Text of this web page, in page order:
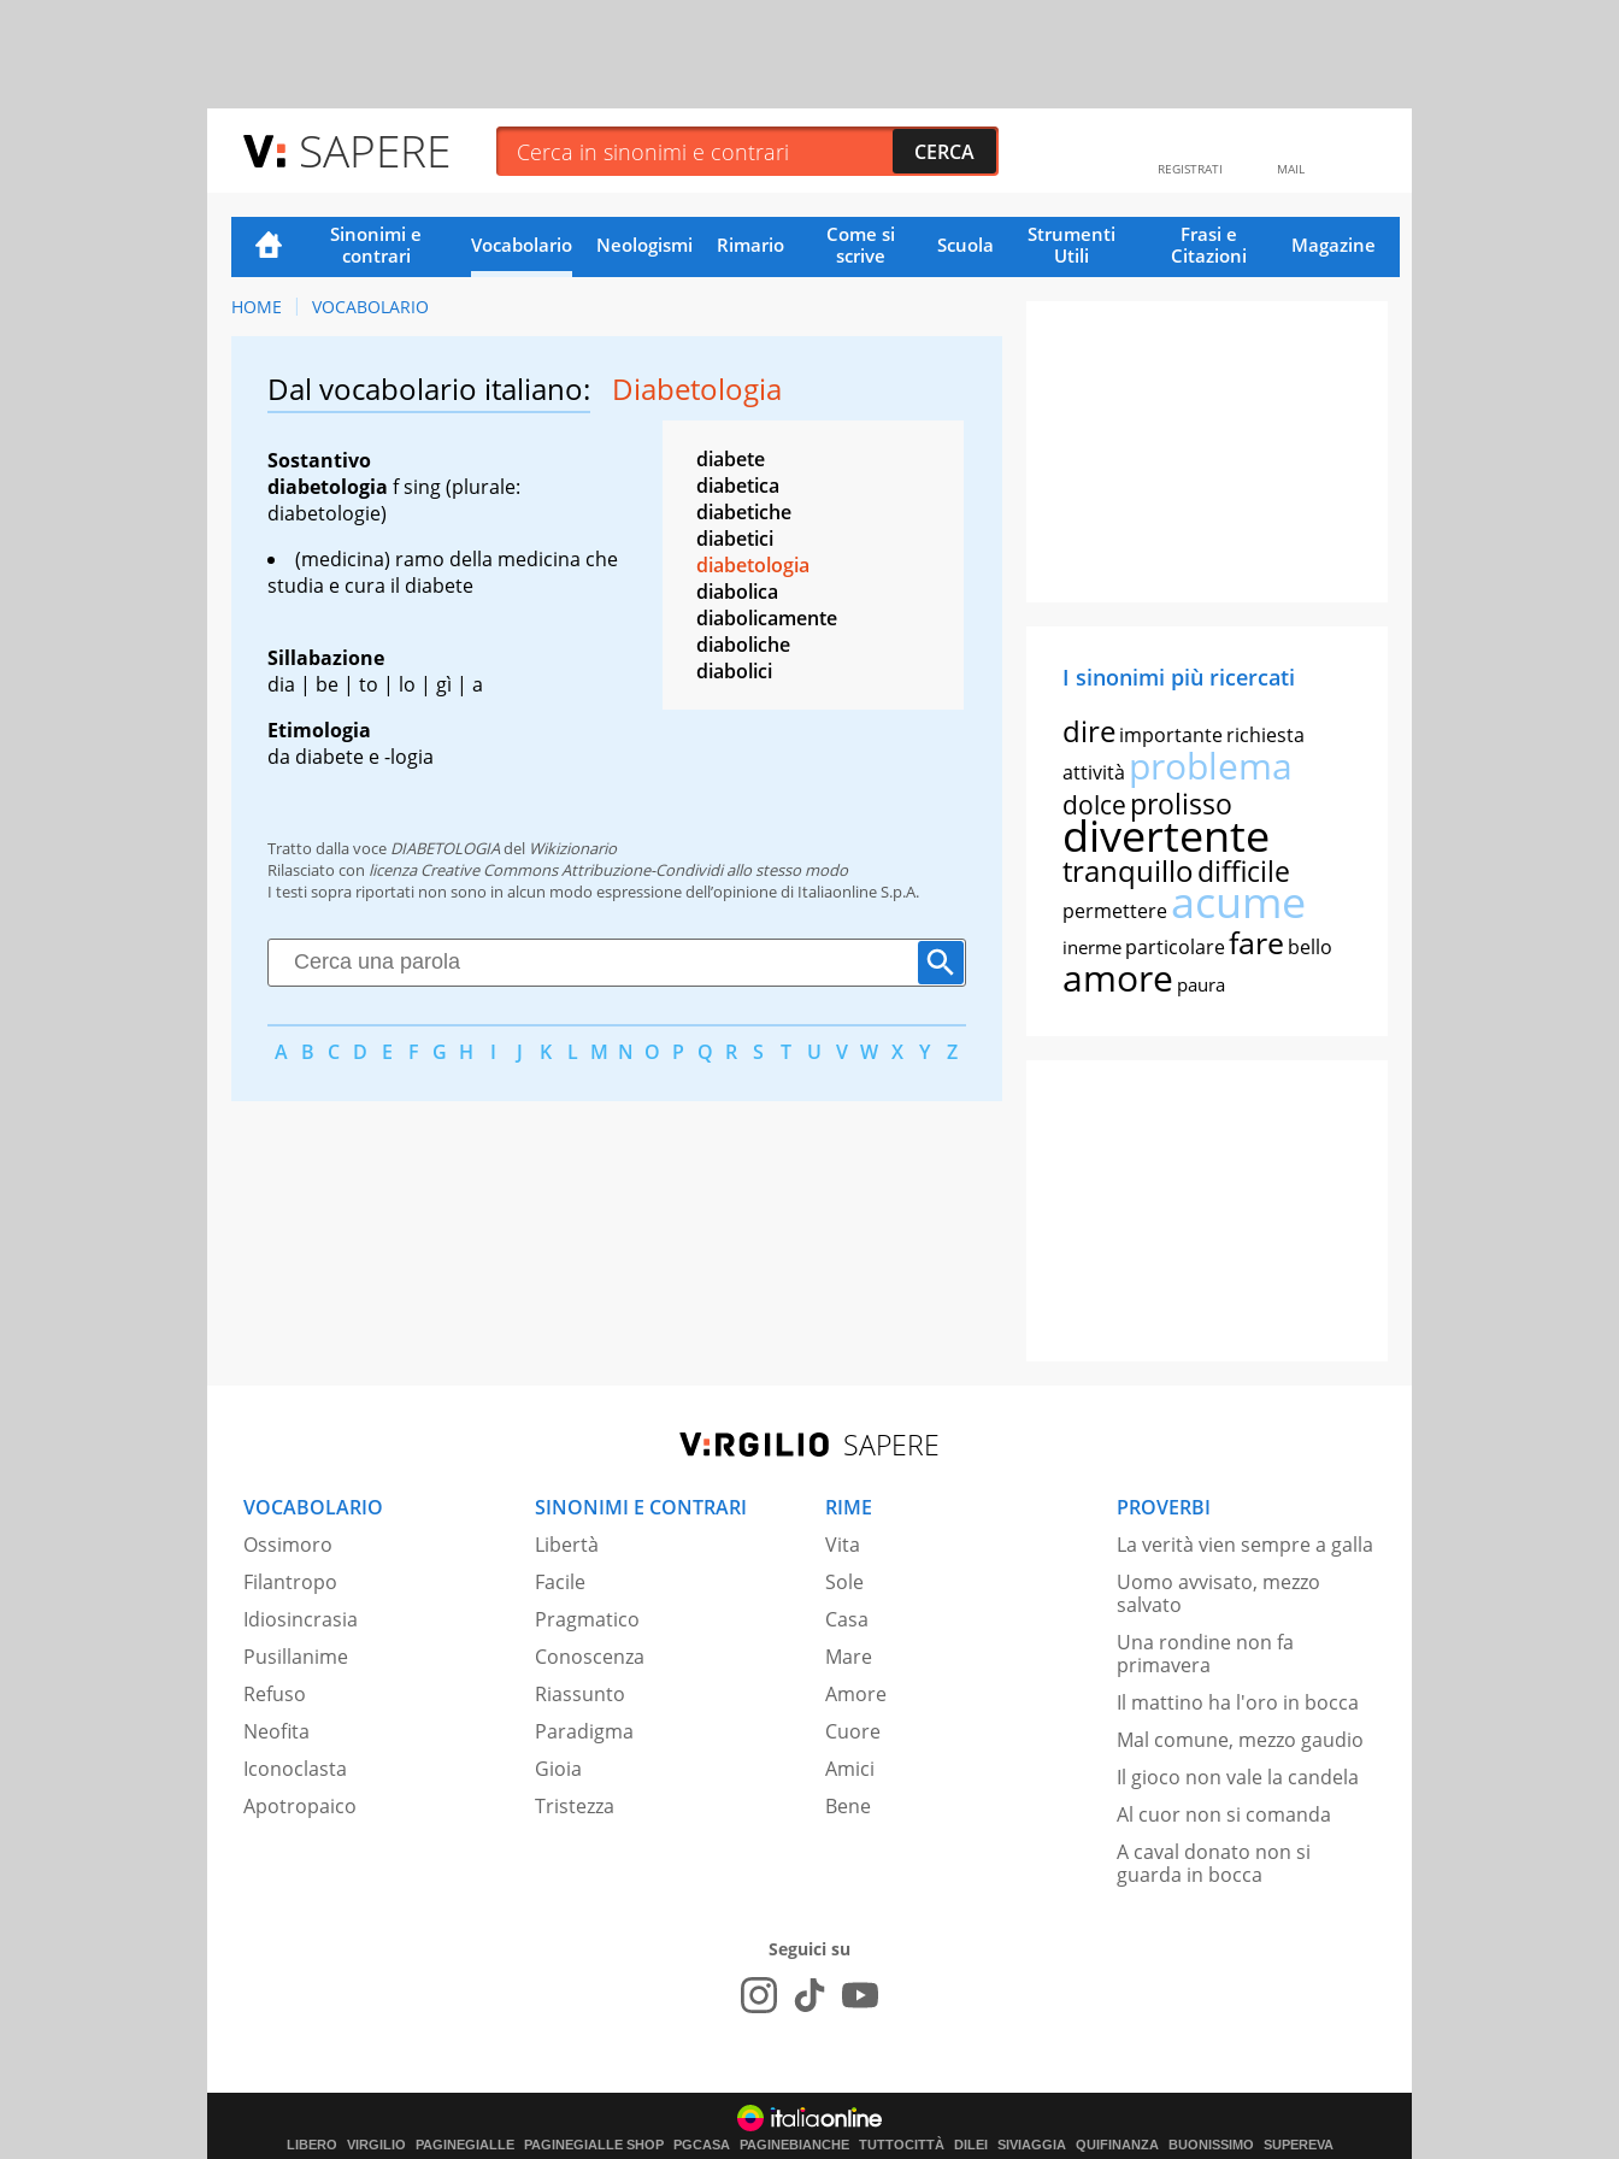
SAPERE MAIL
REGISTRATI
Sinonimi e
contrari
Vocabolario Neologismi Rimario
Come si
scrive
Scuola
Strumenti
Utili
Frasi e
Citazioni
Magazine
HOME VOCABOLARIO
Dal vocabolario italiano: Diabetologia
Sostantivo
diabetologia f sing(plurale:
diabetologie)
(medicina) ramo della medicina che
studia e cura il diabete
Sillabazione
dia | be | to | lo | gì | a
Etimologia
da diabete e -logia
diabete
diabetica
diabetiche
diabetici
diabetologia
diabolica
diabolicamente
diaboliche
diabolici
Tratto dalla voce DIABETOLOGIAdel Wikizionario
Rilasciato con licenza Creative Commons Attribuzione-Condividi allo stesso modo
I testi sopra riportati non sono in alcun modo espressione dell’opinione di Italiaonline S.p.A.
A B C D E F G H I J K L M N O P Q R S T U V W X Y Z
I sinonimi più ricercati
direimportanterichiesta
attività problema
dolce prolisso
divertente
tranquillodifficile
permettereacume
inerme particolarefare bello
amore paura
SAPERE
VOCABOLARIO
Ossimoro
Filantropo
Idiosincrasia
Pusillanime
Refuso
Neofita
Iconoclasta
Apotropaico
SINONIMI E CONTRARI
Libertà
Facile
Pragmatico
Conoscenza
Riassunto
Paradigma
Gioia
Tristezza
RIME
Vita
Sole
Casa
Mare
Amore
Cuore
Amici
Bene
PROVERBI
La verità vien sempre a galla
Uomo avvisato, mezzo
salvato
Una rondine non fa
primavera
Il mattino ha l'oro in bocca
Mal comune, mezzo gaudio
Il gioco non vale la candela
Al cuor non si comanda
A caval donato non si
guarda in bocca
Seguici su
LIBERO VIRGILIO PAGINEGIALLE PAGINEGIALLE SHOP PGCASA PAGINEBIANCHE TUTTOCITTÀ DILEI SIVIAGGIA QUIFINANZA BUONISSIMO SUPEREVA